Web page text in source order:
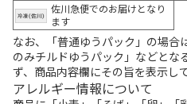
佐川急便でのお届けとなり
ます
なお、「普通ゆうパック」の場合
のみチルドゆうパック」などとな
ず、商品内容欄にその旨を表示し
アレルギー情報について